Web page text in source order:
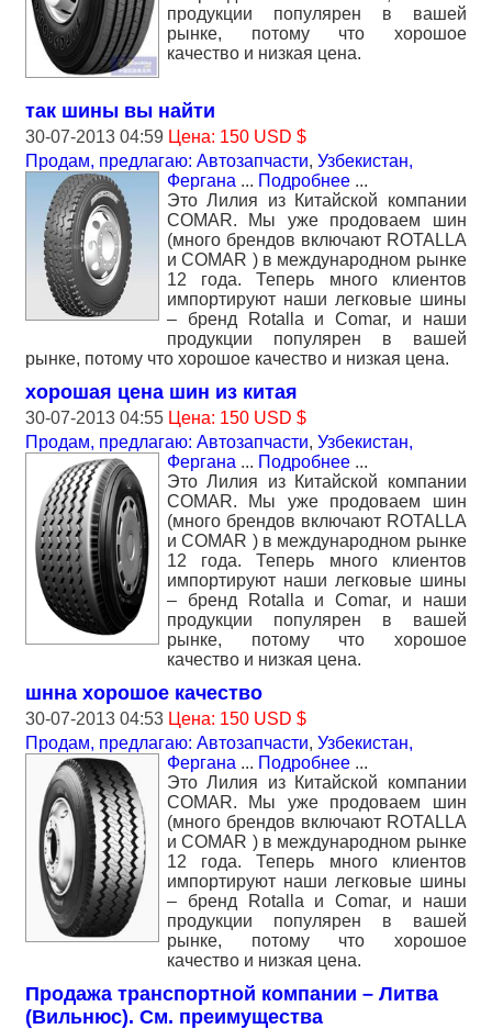
продукции популярен в вашей
рынке, потому что хорошое
качество и низкая цена.
так шины вы найти
30-07-2013 04:59 Цена: 150 USD $
Продам, предлагаю: Автозапчасти, Узбекистан,
Фергана ... Подробнее ...
Это Лилия из Китайской компании
СОМАR. Мы уже продоваем шин
(много брендов включают ROTALLA
и СОМАR ) в международном рынке
12 года. Теперь много клиентов
импортируют наши легковые шины
– бренд Rotalla и Comar, и наши
продукции популярен в вашей
рынке, потому что хорошое качество и низкая цена.
хорошая цена шин из китая
30-07-2013 04:55 Цена: 150 USD $
Продам, предлагаю: Автозапчасти, Узбекистан,
Фергана ... Подробнее ...
Это Лилия из Китайской компании
СОМАR. Мы уже продоваем шин
(много брендов включают ROTALLA
и СОМАR ) в международном рынке
12 года. Теперь много клиентов
импортируют наши легковые шины
– бренд Rotalla и Comar, и наши
продукции популярен в вашей
рынке, потому что хорошое
качество и низкая цена.
шнна хорошое качество
30-07-2013 04:53 Цена: 150 USD $
Продам, предлагаю: Автозапчасти, Узбекистан,
Фергана ... Подробнее ...
Это Лилия из Китайской компании
СОМАR. Мы уже продоваем шин
(много брендов включают ROTALLA
и СОМАR ) в международном рынке
12 года. Теперь много клиентов
импортируют наши легковые шины
– бренд Rotalla и Comar, и наши
продукции популярен в вашей
рынке, потому что хорошое
качество и низкая цена.
Продажа транспортной компании – Литва
(Вильнюс). См. преимущества